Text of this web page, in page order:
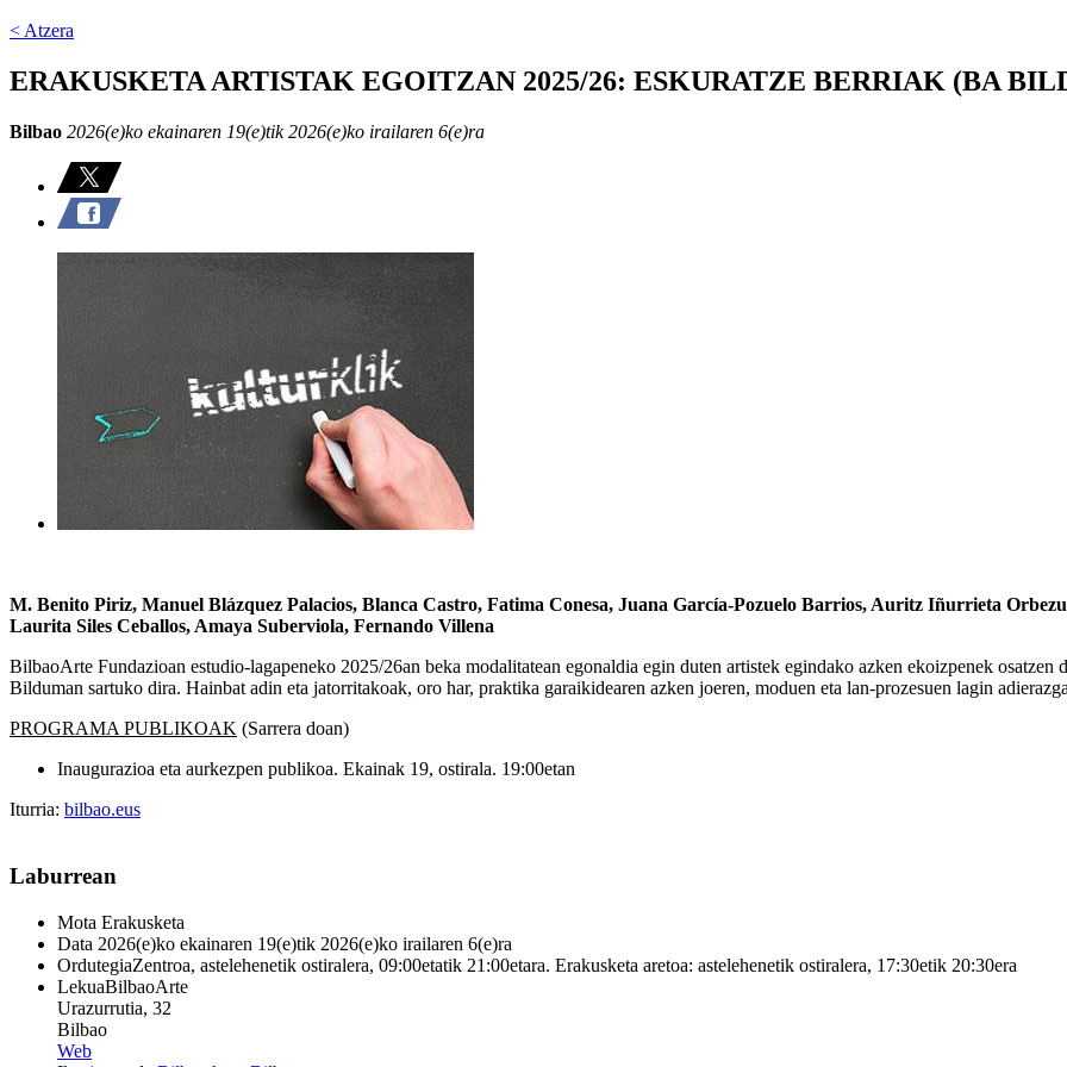
< Atzera
ERAKUSKETA ARTISTAK EGOITZAN 2025/26: ESKURATZE BERRIAK (BA
Bilbao 2026(e)ko ekainaren 19(e)tik 2026(e)ko irailaren 6(e)ra
M. Benito Piriz, Manuel Blázquez Palacios, Blanca Castro, Fatima Conesa, Juana García-Pozuelo Barrios, Auritz Iñurrieta
Laurita Siles Ceballos, Amaya Suberviola, Fernando Villena
BilbaoArte Fundazioan estudio-lagapeneko 2025/26an beka modalitatean egonaldia egin duten artistek egindako azken ekoizpenek
Bilduman sartuko dira. Hainbat adin eta jatorritakoak, oro har, praktika garaikidearen azken joeren, moduen eta lan-prozesuen lagin
PROGRAMA PUBLIKOAK (Sarrera doan)
Inaugurazioa eta aurkezpen publikoa. Ekainak 19, ostirala. 19:00etan
Iturria: bilbao.eus
Laburrean
Mota Erakusketa
Data 2026(e)ko ekainaren 19(e)tik 2026(e)ko irailaren 6(e)ra
OrdutegiaZentroa, astelehenetik ostiralera, 09:00etatik 21:00etara. Erakusketa aretoa: astelehenetik ostiralera, 17:30etik 20:30era
LekuaBilbaoArte
Urazurrutia, 32
Bilbao
Web